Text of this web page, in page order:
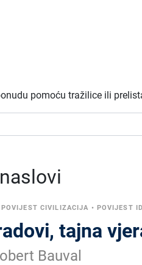
pomoću tražilice ili
POVIJEST CIVILIZACIJA • POVIJEST
tajna
Bauval